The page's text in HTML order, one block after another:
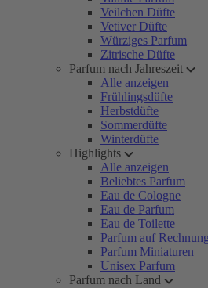
Veilchen Düfte
Vetiver Düfte
Würziges Parfum
Zitrische Düfte
Parfum nach Jahreszeit
Alle anzeigen
Frühlingsdüfte
Herbstdüfte
Sommerdüfte
Winterdüfte
Highlights
Alle anzeigen
Beliebtes Parfum
Eau de Cologne
Eau de Parfum
Eau de Toilette
Parfum auf Rechnung
Parfum Miniaturen
Unisex Parfum
Parfum nach Land